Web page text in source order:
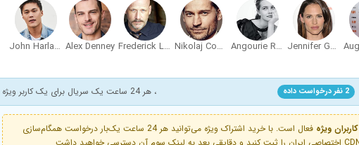
Jennifer Garner
Angourie Rice
Nikolaj Coster-Waldau
Frederick Lawrence
Alex Denney
John Harlan Kim
2 نفر درخواست داده ، هر 24 ساعت یک سریال برای یک کاربر ویژه
کاربران ویژه
فعال است. با خرید اشتراک ویژه می‌توانید هر 24 ساعت یک‌بار درخواست همگام‌سازی